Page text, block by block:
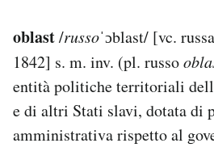
oblast/russoˈɔblast/ [vc.
1842] s. m. inv. (pl. russo
entità politiche territoriali
e di altri Stati slavi, dotata di
amministrativa rispetto al